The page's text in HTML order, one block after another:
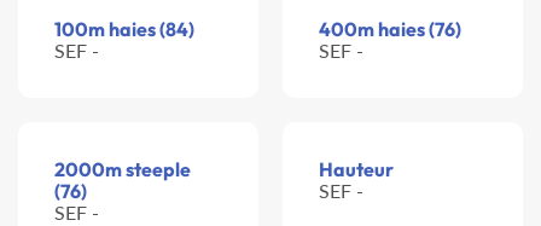
100m haies (84)
SEF -
400m haies (76)
SEF -
2000m steeple
(76)
SEF -
Hauteur
SEF -